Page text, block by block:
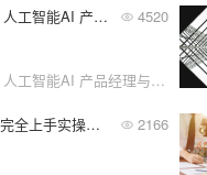
10000字长文，深度解读！人工智能AI 产品经理与传统产品经理工作到底有什么不同？ 4520
10000字长文，深度解读！人工智能AI 产品经理与传统产品经理工作到底有什么不同？
万字干货！ChatGPT 从零完全上手实操指南！ 2166